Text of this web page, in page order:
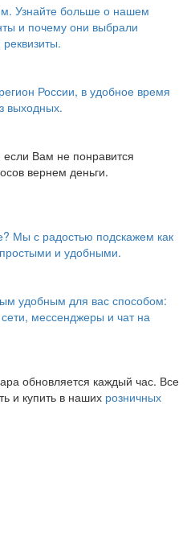
Узнайте больше о нашем
и почему они выбрали
России, в удобное время
выходных.
Вам не понравится
вернем деньги.
Мы с радостью подскажем как
и удобными.
удобным для вас способом:
мессенджеры и чат на
обновляется каждый час. Все
и купить в наших розничных